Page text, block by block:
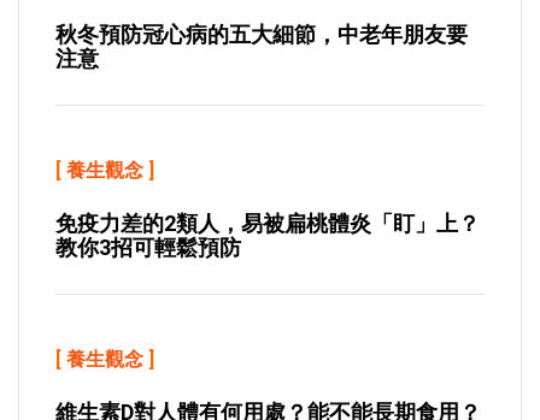
秋冬預防冠心病的五大細節，中老年朋友要
注意
[ 養生觀念 ]
免疫力差的2類人，易被扁桃體炎「盯」上？
教你3招可輕鬆預防
[ 養生觀念 ]
維生素D對人體有何用處？能不能長期食用？